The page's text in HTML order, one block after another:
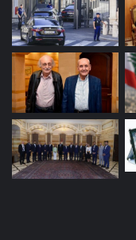
(16)
(24)
(12)
(168)
(1)
(4)
(91)
(26)